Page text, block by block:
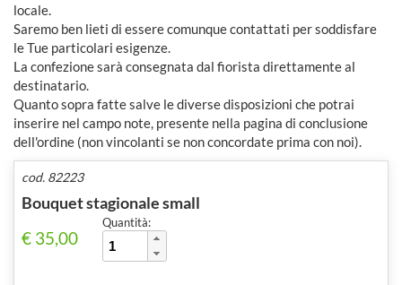
locale.
Saremo ben lieti di essere comunque contattati per soddisfare
le Tue particolari esigenze.
La confezione sarà consegnata dal fiorista direttamente al
destinatario.
Quanto sopra fatte salve le diverse disposizioni che potrai
inserire nel campo note, presente nella pagina di conclusione
dell'ordine (non vincolanti se non concordate prima con noi).
cod. 82223
Bouquet stagionale small
€ 35,00
Quantità: